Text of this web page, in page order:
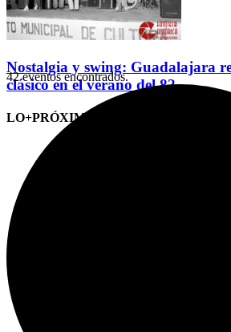
Nostalgia y swing: Guadalajara
clásico en el verano del 82
LO+PRÓXIMO (CITAS)
42 eventos encontrados.